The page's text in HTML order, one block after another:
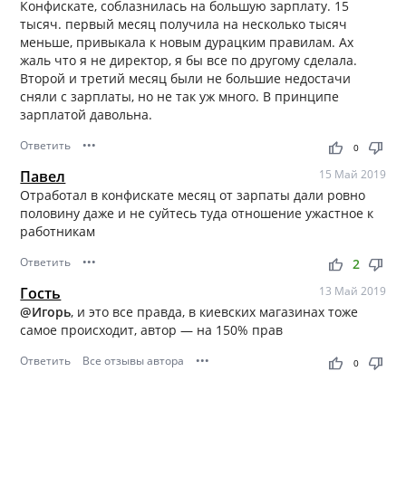
Конфискате, соблазнилась на большую зарплату. 15
тысяч. первый месяц получила на несколько тысяч
меньше, привыкала к новым дурацким правилам. Ах
жаль что я не директор, я бы все по другому сделала.
Второй и третий месяц были не большие недостачи
сняли с зарплаты, но не так уж много. В принципе
зарплатой давольна.
Ответить ••• thumb_up thumb_down
0
Павел 15 Май 2019
Отработал в конфискате месяц от зарпаты дали ровно
половину даже и не суйтесь туда отношение ужастное к
работникам
Ответить ••• thumb_up thumb_down
2
Гость 13 Май 2019
@Игорь, и это все правда, в киевских магазинах тоже
самое происходит, автор — на 150% прав
Ответить Все отзывы автора ••• thumb_up thumb_down
0